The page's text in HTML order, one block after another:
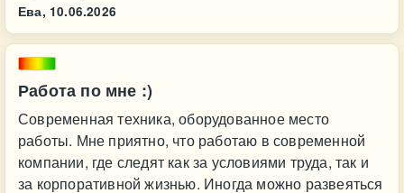
Ева, 10.06.2026
Работа по мне :)
Современная техника, оборудованное место
работы. Мне приятно, что работаю в современной
компании, где следят как за условиями труда, так и
за корпоративной жизнью. Иногда можно развеяться